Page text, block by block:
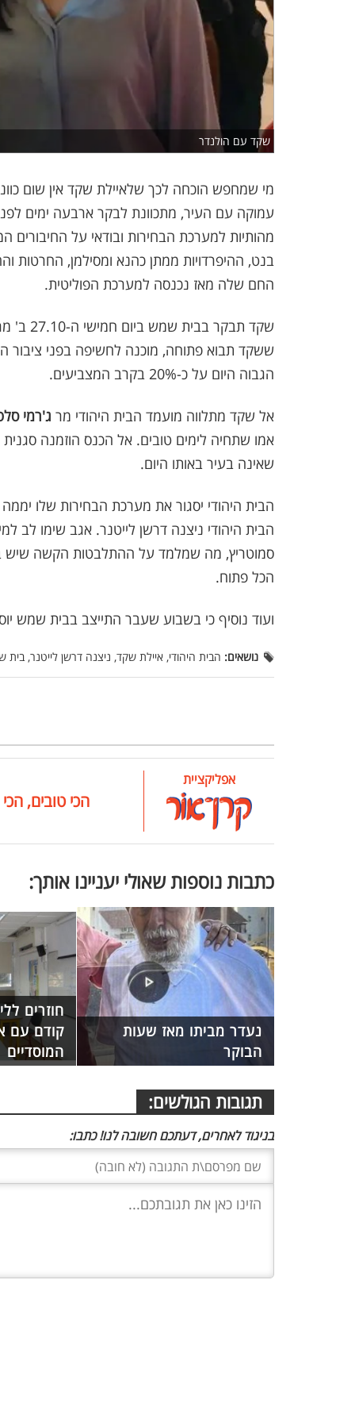
שקד עם הולנדר
מי שמחפש הוכחה לכך שלאיילת שקד אין שום
עמוקה עם העיר, מתכוונת לבקר ארבעה ימים
מהותיות למערכת הבחירות ובודאי על
בנט, ההיפרדויות ממתן כהנא ומסילמן, החרטות
החם שלה מאז נכנסה למערכת הפוליטית.
שקד
ששקד תבוא פתוחה, מוכנה לחשיפה בפני ציבור
הגבוה היום על כ-20% בקרב המצביעים.
אל שקד מתלווה מועמד הבית היהודי מר ג'רמי
אמו שתחיה לימים טובים. אל הכנס הוזמנה
שאינה בעיר באותו היום.
סמוטריץ, מה שמלמד על ההתלבטות הקשה שיש
הכל פתוח.
ועוד נוסיף כי בשבוע שעבר התייצב בבית שמש יוסי ברודני, מס' 2 בבית
נושאים: הבית היהודי, איילת שקד, ניצנה דרשן לייטנר,
אפליקציית
הכי טובים,
כתבות נוספות שאולי יעניינו אותך:
נעדר מביתו מאז שעות
הבוקר
חוזרים
קודם עם
המוסדיים
תגובות הגולשים:
בניגוד לאחרים, דעתכם חשובה לנו! כתבו: